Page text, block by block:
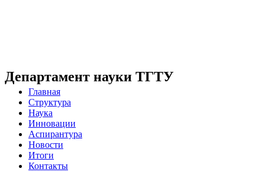
Департамент науки ТГТУ
Главная
Структура
Наука
Инновации
Аспирантура
Новости
Итоги
Контакты